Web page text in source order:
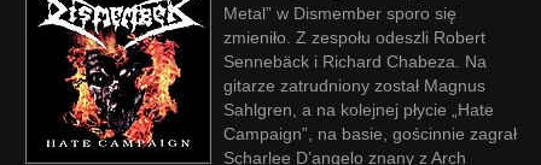
Metal” w Dismember sporo się
zmieniło. Z zespołu odeszli Robert
Sennebäck i Richard Chabeza. Na
gitarze zatrudniony został Magnus
Sahlgren, a na kolejnej płycie „Hate
Campaign”, na basie, gościnnie zagrał
Scharlee D’angelo znany z Arch